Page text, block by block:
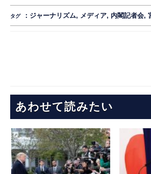
タグ ： ジャーナリズム, メディア, 内閣記者会,
あわせて読みたい